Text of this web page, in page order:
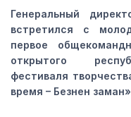
Генеральный
встретился с
первое
открытого
фестиваля
время – Безнен